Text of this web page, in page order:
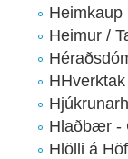
Heimkaup
Heimur /
HHverktak
Hlaðbær -
Hlölli á